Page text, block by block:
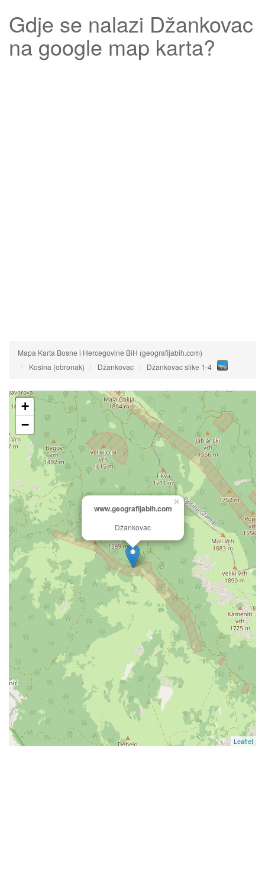
Gdje se nalazi Džankovac
na google map karta?
Mapa Karta Bosne i Hercegovine BiH (geografijabih.com)
Kosina (obronak)
Džankovac Džankovac slike 1-4
www.geografijabih.com
Džankovac
×
+
−
Leaflet